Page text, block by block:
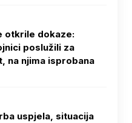
otkrile dokaze:
poslužili za
na njima isprobana
uspjela, situacija